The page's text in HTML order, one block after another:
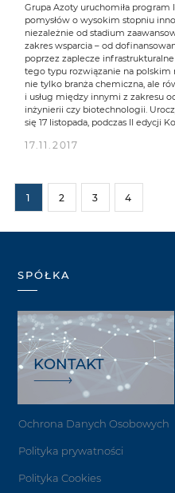
Grupa Azoty uruchomiła
pomysłów o wysokim stopniu
niezależnie od stadium
zakres wsparcia – od
poprzez zaplecze
tego typu rozwiązanie na
nie tylko branża chemiczna, ale
i usług między innymi z zakresu
inżynierii czy biotechnologii.
się 17 listopada, podczas II edycji
17.11.2017
1 2 3 4
SPÓŁKA
KONTAKT
Ochrona Danych Osobowych
Polityka prywatności
Polityka Cookies